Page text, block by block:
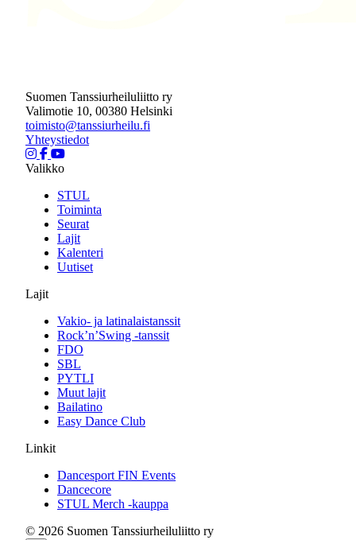
Suomen Tanssiurheiluliitto ry
Valimotie 10, 00380 Helsinki
toimisto@tanssiurheilu.fi
Yhteystiedot
Valikko
STUL
Toiminta
Seurat
Lajit
Kalenteri
Uutiset
Lajit
Vakio- ja latinalaistanssit
Rock’n’Swing -tanssit
FDO
SBL
PYTLI
Muut lajit
Bailatino
Easy Dance Club
Linkit
Dancesport FIN Events
Dancecore
STUL Merch -kauppa
© 2026 Suomen Tanssiurheiluliitto ry